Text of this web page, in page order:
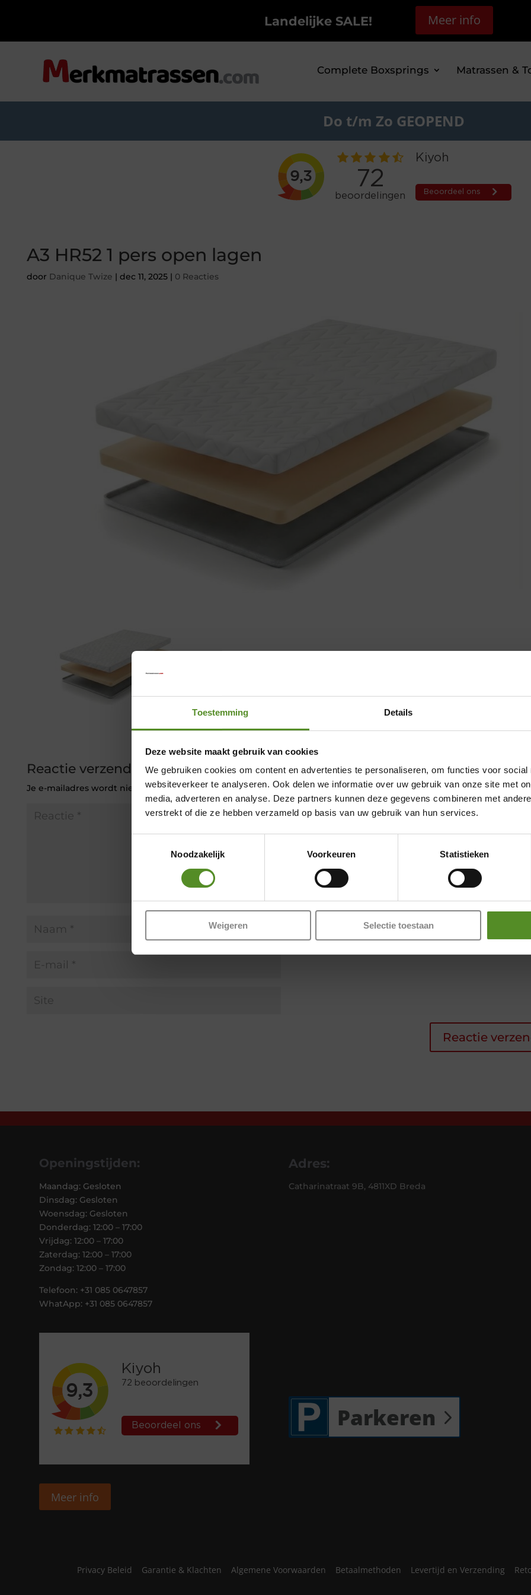
Toestemming Details
Deze website maakt gebruik van cookies
We gebruiken cookies om content en advertenties te personaliseren, om functies voor social
websiteverkeer te analyseren. Ook delen we informatie over uw gebruik van onze site met
media, adverteren en analyse. Deze partners kunnen deze gegevens combineren met
verstrekt of die ze hebben verzameld op basis van uw gebruik van hun services.
Noodzakelijk
Voorkeuren Statistieken
Weigeren Selectie toestaan
Landelijke SALE! Meer info
Complete Boxsprings Matrassen &
Do t/m Zo GEOPEND
A3 HR52 1 pers open lagen
door Danique Twize | dec 11, 2025| 0 Reacties
Reactie verzenden
Je e-mailadres wordt niet gepubliceerd. Vereiste velden zijn gemarkeerd met*
Openingstijden:
Maandag: Gesloten
Dinsdag: Gesloten
Woensdag: Gesloten
Donderdag: 12:00 – 17:00
Vrijdag: 12:00 – 17:00
Zaterdag: 12:00 – 17:00
Zondag: 12:00 – 17:00
Telefoon: +31 085 0647857
WhatApp: +31 085 0647857
Meer info
Adres:
Catharinatraat 9B, 4811XD Breda
Parkeren
Privacy Beleid Garantie & Klachten Algemene Voorwaarden Betaalmethoden Levertijd en Verzending
Showroom Breda
Vrijdag 12:00 – 17:00
Zaterdag 12:00 – 17:00
Zondag 12:00 – 17:00